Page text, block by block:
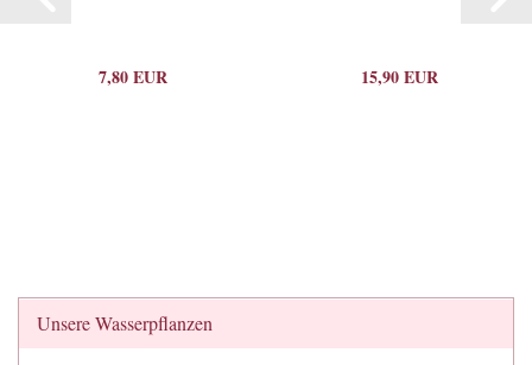
7,80 EUR 15,90 EUR
Unsere Wasserpflanzen